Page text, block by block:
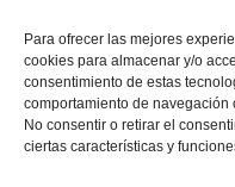
Para ofrecer las mejores
cookies para almacenar y/o
consentimiento de estas
comportamiento de
No consentir o retirar el
ciertas características y
+34 635 333 093
24/365